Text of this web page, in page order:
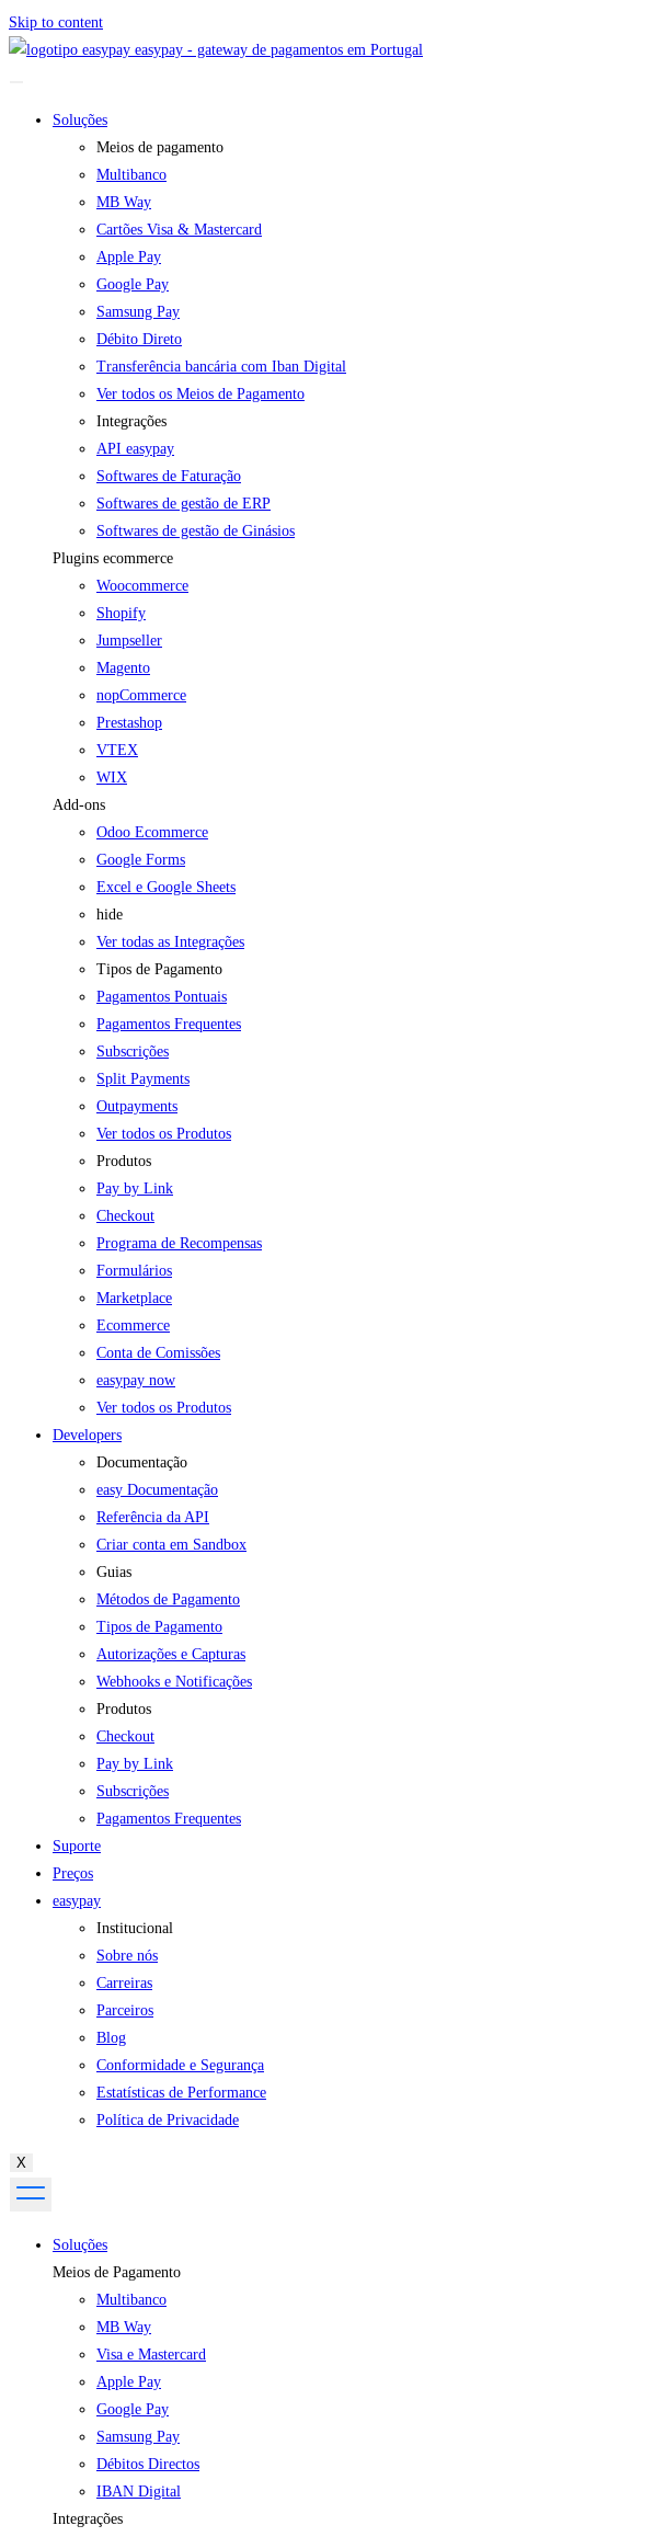
Skip to content
easypay - gateway de pagamentos em Portugal
Soluções
Meios de pagamento
Multibanco
MB Way
Cartões Visa & Mastercard
Apple Pay
Google Pay
Samsung Pay
Débito Direto
Transferência bancária com Iban Digital
Ver todos os Meios de Pagamento
Integrações
API easypay
Softwares de Faturação
Softwares de gestão de ERP
Softwares de gestão de Ginásios
Plugins ecommerce
Woocommerce
Shopify
Jumpseller
Magento
nopCommerce
Prestashop
VTEX
WIX
Add-ons
Odoo Ecommerce
Google Forms
Excel e Google Sheets
hide
Ver todas as Integrações
Tipos de Pagamento
Pagamentos Pontuais
Pagamentos Frequentes
Subscrições
Split Payments
Outpayments
Ver todos os Produtos
Produtos
Pay by Link
Checkout
Programa de Recompensas
Formulários
Marketplace
Ecommerce
Conta de Comissões
easypay now
Ver todos os Produtos
Developers
Documentação
easy Documentação
Referência da API
Criar conta em Sandbox
Guias
Métodos de Pagamento
Tipos de Pagamento
Autorizações e Capturas
Webhooks e Notificações
Produtos
Checkout
Pay by Link
Subscrições
Pagamentos Frequentes
Suporte
Preços
easypay
Institucional
Sobre nós
Carreiras
Parceiros
Blog
Conformidade e Segurança
Estatísticas de Performance
Política de Privacidade
X
Soluções
Meios de Pagamento
Multibanco
MB Way
Visa e Mastercard
Apple Pay
Google Pay
Samsung Pay
Débitos Directos
IBAN Digital
Integrações